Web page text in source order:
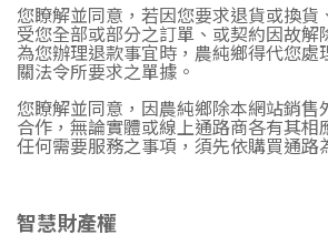
您瞭解並同意，若因您要求退貨或換貨
受您全部或部分之訂單、或契約因故解
為您辦理退款事宜時，農純鄉得代您處
關法令所要求之單據。
您瞭解並同意，因農純鄉除本網站銷售
合作，無論實體或線上通路商各有其相
任何需要服務之事項，須先依購買通路
智慧財產權